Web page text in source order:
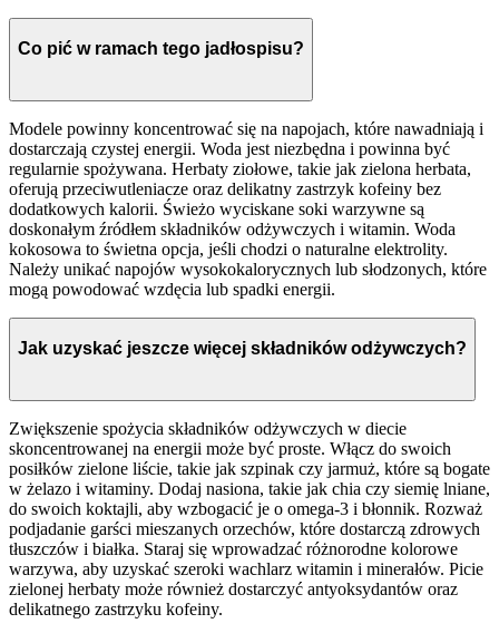
Co pić w ramach tego jadłospisu?
Modele powinny koncentrować się na napojach, które nawadniają i
dostarczają czystej energii. Woda jest niezbędna i powinna być
regularnie spożywana. Herbaty ziołowe, takie jak zielona herbata,
oferują przeciwutleniacze oraz delikatny zastrzyk kofeiny bez
dodatkowych kalorii. Świeżo wyciskane soki warzywne są
doskonałym źródłem składników odżywczych i witamin. Woda
kokosowa to świetna opcja, jeśli chodzi o naturalne elektrolity.
Należy unikać napojów wysokokalorycznych lub słodzonych, które
mogą powodować wzdęcia lub spadki energii.
Jak uzyskać jeszcze więcej składników odżywczych?
Zwiększenie spożycia składników odżywczych w diecie
skoncentrowanej na energii może być proste. Włącz do swoich
posiłków zielone liście, takie jak szpinak czy jarmuż, które są bogate
w żelazo i witaminy. Dodaj nasiona, takie jak chia czy siemię lniane,
do swoich koktajli, aby wzbogacić je o omega-3 i błonnik. Rozważ
podjadanie garści mieszanych orzechów, które dostarczą zdrowych
tłuszczów i białka. Staraj się wprowadzać różnorodne kolorowe
warzywa, aby uzyskać szeroki wachlarz witamin i minerałów. Picie
zielonej herbaty może również dostarczyć antyoksydantów oraz
delikatnego zastrzyku kofeiny.